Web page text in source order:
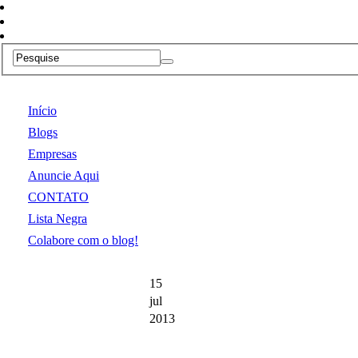
Início
Blogs
Empresas
Anuncie Aqui
CONTATO
Lista Negra
Colabore com o blog!
15
jul
2013